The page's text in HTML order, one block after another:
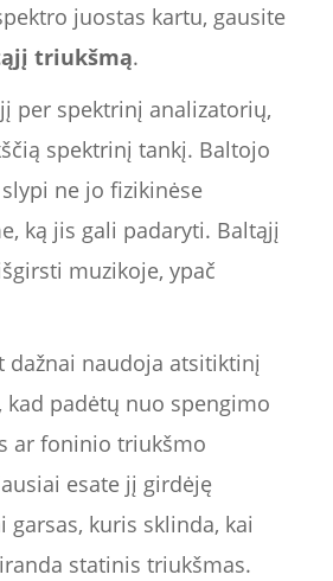
juostas kartu, gausite
triukšmą.
per spektrinį analizatorių,
spektrinį tankį. Baltojo
ne jo fizikinėse
ką jis gali padaryti. Baltąjį
muzikoje, ypač
dažnai naudoja atsitiktinį
padėtų nuo spengimo
ar foninio triukšmo
esate jį girdėję
garsas, kuris sklinda, kai
statinis triukšmas.